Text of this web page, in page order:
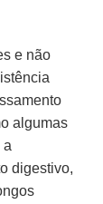
e não
algumas
a
digestivo,